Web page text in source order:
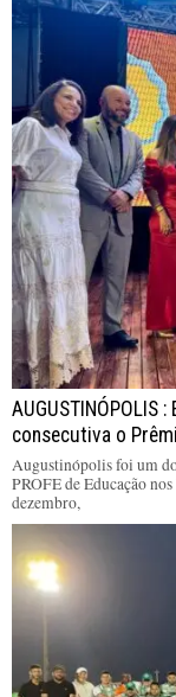
AUGUSTINÓPOLIS
consecutiva o
Augustinópolis foi um
PROFE de Educação
dezembro,